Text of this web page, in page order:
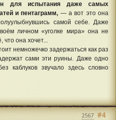
для испытания даже самых
и пентаграмм, — а вот это она
самой себе. Даже
личном «уголке мира» она не
что она хочет...
немножечко задержаться как раз
сами эти руины. Даже одно
каблуков звучало здесь словно
#4
2567